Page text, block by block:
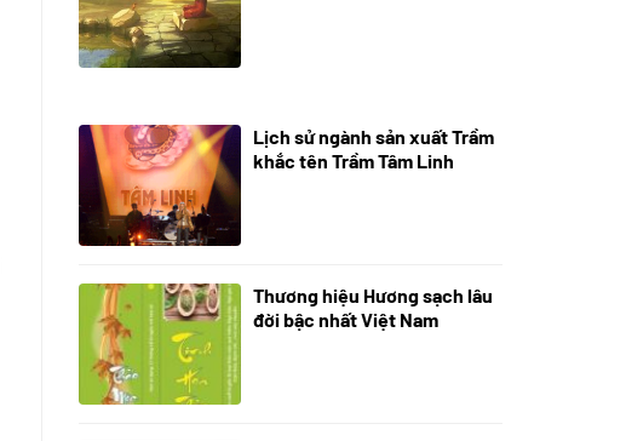
21/10/2025
Lịch sử ngành sản xuất Trầm
khắc tên Trầm Tâm Linh
18/10/2025
Thương hiệu Hương sạch lâu
đời bậc nhất Việt Nam